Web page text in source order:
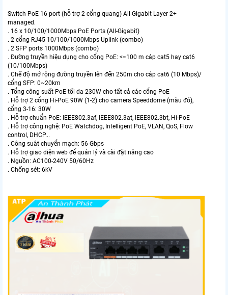
Switch PoE 16 port (hỗ trợ 2 cổng quang) All-Gigabit Layer 2+
managed.
. 16 x 10/100/1000Mbps PoE Ports (All-Gigabit)
. 2 cổng RJ45 10/100/1000Mbps Uplink (combo)
. 2 SFP ports 1000Mbps (combo)
. Đường truyền hiệu dụng cho cổng PoE: <=100 m cáp cat5 hay cat6
(10/100Mbps)
. Chế độ mở rộng đường truyền lên đến 250m cho cáp cat6 (10 Mbps)/
cổng SFP: 0~20km
. Tổng công suất PoE tối đa 230W cho tất cả các cổng PoE
. Hỗ trợ 2 cổng Hi-PoE 90W (1-2) cho camera Speeddome (màu đỏ),
cổng 3-16: 30W
. Hỗ trợ chuẩn PoE: IEEE802.3af, IEEE802.3at, IEEE802.3bt, Hi-PoE
. Hỗ trợ công nghệ: PoE Watchdog, Intelligent PoE, VLAN, QoS, Flow
control, DHCP...
. Công suât chuyển mạch: 56 Gbps
. Hỗ trợ giao diện web để quản lý và cài đặt nâng cao
. Nguồn: AC100-240V 50/60Hz
. Chống sét: 6kV